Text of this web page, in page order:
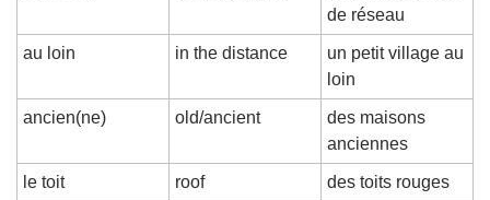
de réseau
au loin in the distance
un petit village au
loin
ancien(ne) old/ancient
des maisons
anciennes
le toit roof des toits rouges